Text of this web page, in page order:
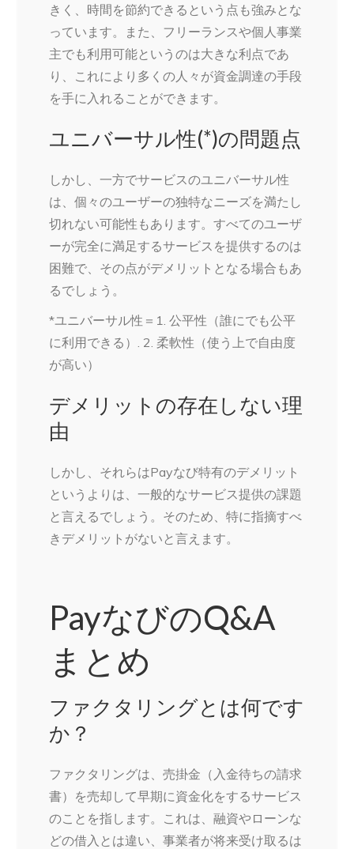
きく、時間を節約できるという点も強みとな
っています。また、フリーランスや個人事業
主でも利用可能というのは大きな利点であ
り、これにより多くの人々が資金調達の手段
を手に入れることができます。
ユニバーサル性(*)の問題点
しかし、一方でサービスのユニバーサル性
は、個々のユーザーの独特なニーズを満たし
切れない可能性もあります。すべてのユーザ
ーが完全に満足するサービスを提供するのは
困難で、その点がデメリットとなる場合もあ
るでしょう。
*ユニバーサル性＝1. 公平性（誰にでも公平
に利用できる）. 2. 柔軟性（使う上で自由度
が高い）
デメリットの存在しない理
由
しかし、それらはPayなび特有のデメリット
というよりは、一般的なサービス提供の課題
と言えるでしょう。そのため、特に指摘すべ
きデメリットがないと言えます。
PayなびのQ&A
まとめ
ファクタリングとは何です
か？
ファクタリングは、売掛金（入金待ちの請求
書）を売却して早期に資金化をするサービス
のことを指します。これは、融資やローンな
どの借入とは違い、事業者が将来受け取るは